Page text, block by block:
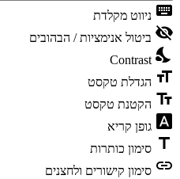
keyboard ניווט מקלדת
visibility_off ביטול אנימציות / הבהובים
nights_stay
Contrast
format_size הגדלת טקסט
text_fields הקטנת טקסט
font_download גופן קריא
title סימון כותרות
link סימון קישורים ולחצנים